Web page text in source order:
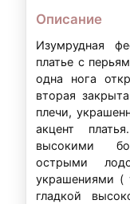
Описание
Изумрудная
платье с
одна нога
вторая
плечи,
акцент
высокими
острыми
украшениями (
гладкой
WhatsApp:
Режим
Примечание:
и
условия